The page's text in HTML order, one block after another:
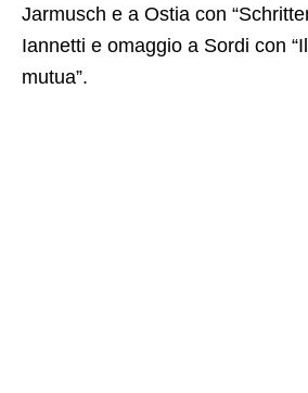
Jarmusch e a Ostia con
Iannetti e omaggio a Sordi con
mutua”.